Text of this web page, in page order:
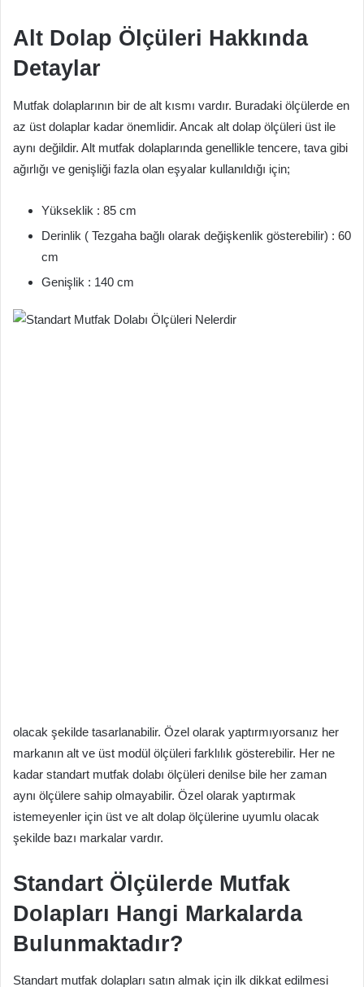
Alt Dolap Ölçüleri Hakkında
Detaylar
Mutfak dolaplarının bir de alt kısmı vardır. Buradaki ölçülerde en
az üst dolaplar kadar önemlidir. Ancak alt dolap ölçüleri üst ile
aynı değildir. Alt mutfak dolaplarında genellikle tencere, tava gibi
ağırlığı ve genişliği fazla olan eşyalar kullanıldığı için;
Yükseklik : 85 cm
Derinlik ( Tezgaha bağlı olarak değişkenlik gösterebilir) : 60
cm
Genişlik : 140 cm
olacak şekilde tasarlanabilir. Özel olarak yaptırmıyorsanız her
markanın alt ve üst modül ölçüleri farklılık gösterebilir. Her ne
kadar standart mutfak dolabı ölçüleri denilse bile her zaman
aynı ölçülere sahip olmayabilir. Özel olarak yaptırmak
istemeyenler için üst ve alt dolap ölçülerine uyumlu olacak
şekilde bazı markalar vardır.
Standart Ölçülerde Mutfak
Dolapları Hangi Markalarda
Bulunmaktadır?
Standart mutfak dolapları satın almak için ilk dikkat edilmesi